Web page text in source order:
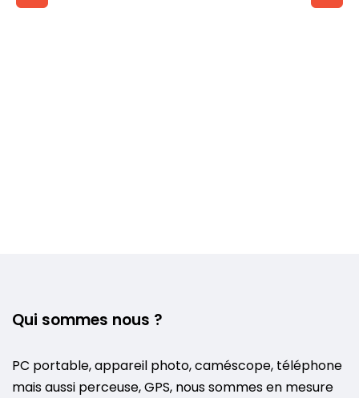
Qui sommes nous ?
PC portable, appareil photo, caméscope, téléphone
mais aussi perceuse, GPS, nous sommes en mesure